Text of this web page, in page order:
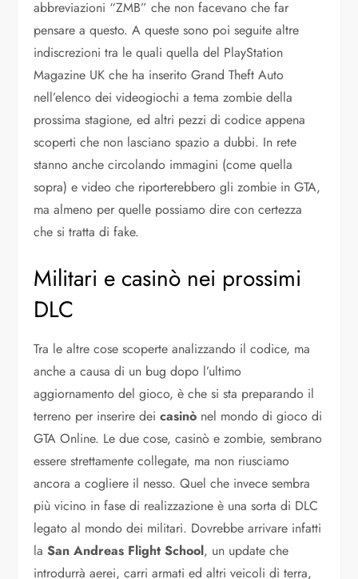
abbreviazioni “ZMB” che non facevano che far
pensare a questo. A queste sono poi seguite altre
indiscrezioni tra le quali quella del PlayStation
Magazine UK che ha inserito Grand Theft Auto
nell’elenco dei videogiochi a tema zombie della
prossima stagione, ed altri pezzi di codice appena
scoperti che non lasciano spazio a dubbi. In rete
stanno anche circolando immagini (come quella
sopra) e video che riporterebbero gli zombie in GTA,
ma almeno per quelle possiamo dire con certezza
che si tratta di fake.
Militari e casinò nei prossimi
DLC
Tra le altre cose scoperte analizzando il codice, ma
anche a causa di un bug dopo l’ultimo
aggiornamento del gioco, è che si sta preparando il
terreno per inserire deicasinò nel mondo di gioco di
GTA Online. Le due cose, casinò e zombie, sembrano
essere strettamente collegate, ma non riusciamo
ancora a cogliere il nesso. Quel che invece sembra
più vicino in fase di realizzazione è una sorta di DLC
legato al mondo dei militari. Dovrebbe arrivare infatti
laSan Andreas Flight School, un update che
introdurrà aerei, carri armati ed altri veicoli di terra,